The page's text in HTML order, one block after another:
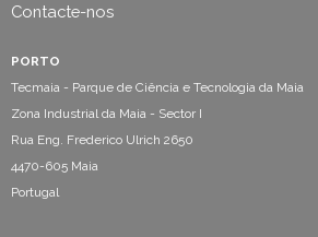
Contacte-nos
PORTO
Tecmaia - Parque de Ciência e Tecnologia da Maia
Zona Industrial da Maia - Sector I
Rua Eng. Frederico Ulrich 2650
4470-605 Maia
Portugal